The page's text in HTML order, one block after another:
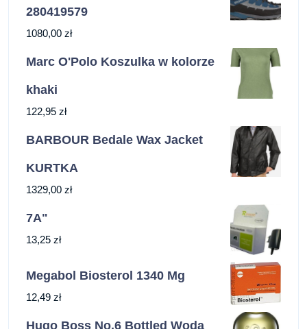
280419579
1080,00 zł
Marc O'Polo Koszulka w kolorze
khaki
122,95 zł
BARBOUR Bedale Wax Jacket
KURTKA
1329,00 zł
7A"
13,25 zł
Megabol Biosterol 1340 Mg
12,49 zł
Hugo Boss No.6 Bottled Woda